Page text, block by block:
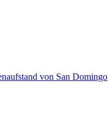
von San Domingo